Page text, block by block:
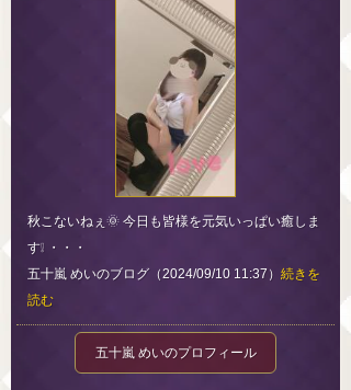
秋こないねぇ🌞 今日も皆様を元気いっぱい癒しま
す❕ ・・・
五十嵐 めいのブログ（2024/09/10 11:37） 続きを
読む
五十嵐 めいのプロフィール